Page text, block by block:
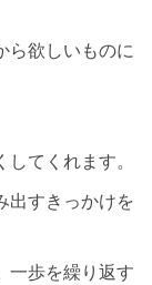
ら欲しいものに
てくれます。
出すきっかけを
一歩を繰り返す